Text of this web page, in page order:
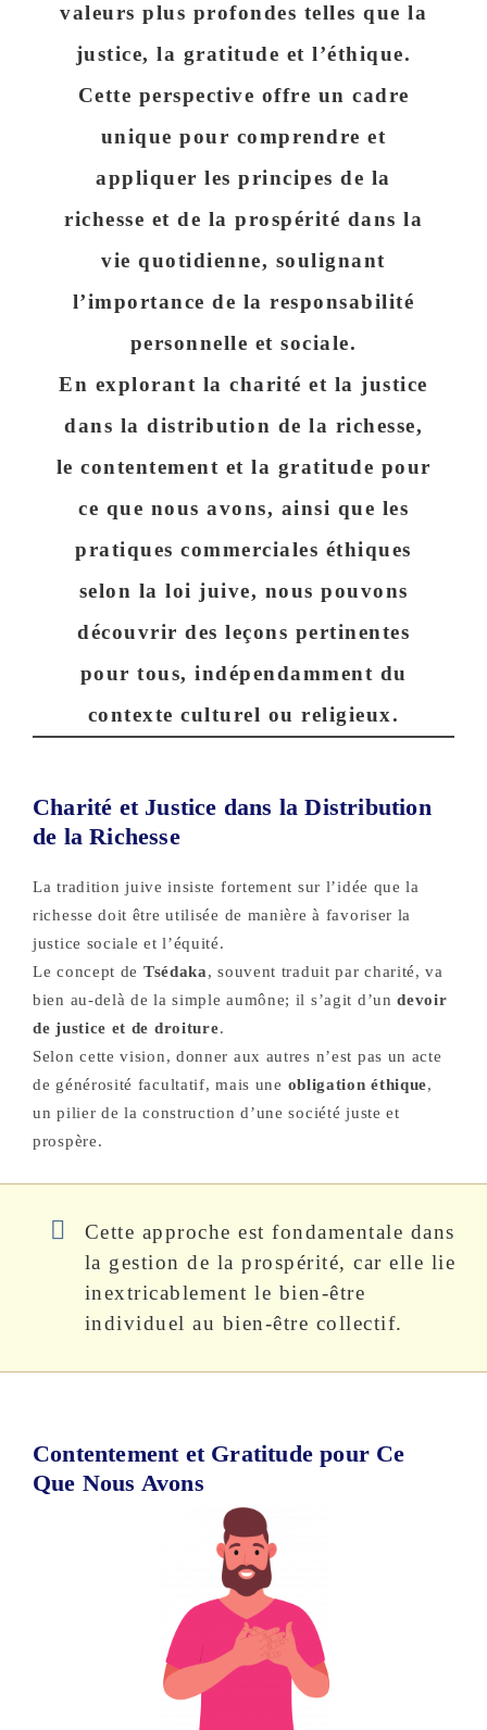
valeurs plus profondes telles que la
justice, la gratitude etl’éthique.
Cette perspective offre un cadre
unique pour comprendre et
appliquer les principes de la
richesse et de la prospérité dans la
vie quotidienne, soulignant
l’importance de la responsabilité
personnelle et sociale.
En explorant la charité et la justice
dans la distribution de la richesse,
le contentement et la gratitude pour
ce que nous avons, ainsi que les
pratiques commerciales éthiques
selon la loi juive, nous pouvons
découvrir des leçons pertinentes
pour tous, indépendamment du
contexte culturel ou religieux.
Charité et Justice dans la Distribution
de la Richesse
La tradition juive insiste fortement sur l’idée que la
richesse doit être utilisée de manière à favoriser la
justice sociale et l’équité.
Le concept de Tsédaka, souvent traduit par charité, va
bien au-delà de la simple aumône; il s’agit d’undevoir
de justice et de droiture.
Selon cette vision, donner aux autres n’est pas un acte
de générosité facultatif, mais une obligation éthique,
un pilier de la construction d’une société juste et
prospère.
Cette approche est fondamentale dans
la gestion de la prospérité, car elle lie
inextricablement le bien-être
individuel au bien-être collectif.
Contentement et Gratitude pour Ce
Que Nous Avons